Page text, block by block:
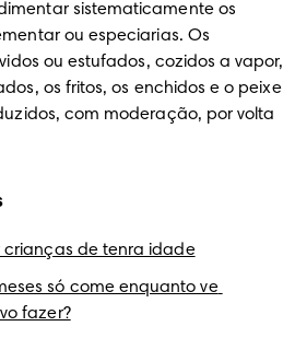
sistematicamente os
ou especiarias. Os
ou estufados, cozidos a vapor,
os fritos, os enchidos e o peixe
com moderação, por volta
crianças de tenra idade
só come enquanto ve
fazer?